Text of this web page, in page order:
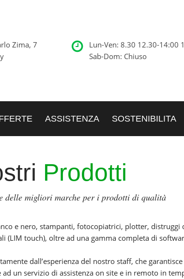
Zima, 7
Lun-Ven: 8.30 12.30-14:00
Sab-Dom: Chiuso
ASSISTENZA SOSTENIBILITA
Prodotti
delle migliori marche per i prodotti di qualità
e nero, stampanti, fotocopiatrici, plotter,
(LIM touch), oltre ad una gamma completa di
dall’esperienza del nostro staff, che
un servizio di assistenza on site e in remoto in